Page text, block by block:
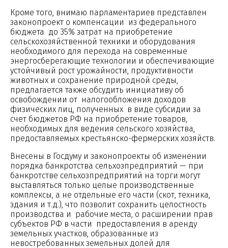
Кроме того, внимаю парламентариев представлен
законопроект о компенсации из федерального
бюджета до 35% затрат на приобретение
сельскохозяйственной техники и оборудования
необходимого для перехода на современные
энергосберегающие технологии и обеспечивающие
устойчивый рост урожайности, продуктивности
животных и сохранение природной среды,
предлагается также обсудить инициативу об
освобождении от налогообложения доходов
физических лиц, полученных в виде субсидии за
счет бюджетов РФ на приобретение товаров,
необходимых для ведения сельского хозяйства,
предоставляемых крестьянско-фермерских хозяйств.
Внесены в Госдуму и законопроекты об изменении
порядка банкротства сельхозпредприятий — при
банкротстве сельхозпредприятий на торги могут
выставляться только целые производственные
комплексы, а не отдельные его части (скот, техника,
здания и т.д.), что позволит сохранить целостность
производства и рабочие места, о расширении прав
субъектов РФ в части предоставления в аренду
земельных участков, образованные из
невостребованных земельных долей для